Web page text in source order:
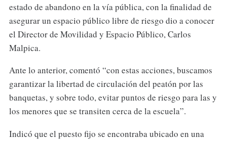
estado de abandono en la vía pública, con la finalidad de
asegurar un espacio público libre de riesgo dio a conocer
el Director de Movilidad y Espacio Público, Carlos
Malpica.
Ante lo anterior, comentó “con estas acciones, buscamos
garantizar la libertad de circulación del peatón por las
banquetas, y sobre todo, evitar puntos de riesgo para las y
los menores que se transiten cerca de la escuela”.
Indicó que el puesto fijo se encontraba ubicado en una